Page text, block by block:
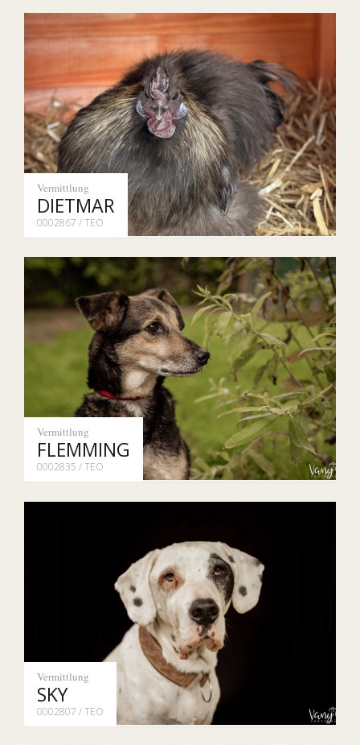
Vermittlung
DIETMAR
0002867 / TEO
Vermittlung
FLEMMING
0002835 / TEO
Vermittlung
SKY
0002807 / TEO